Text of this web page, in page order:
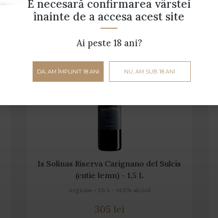
Is Solinas Riserva Carignano del Sulcis
(cutie lemn) - 1,5 L
Argiolas - 1.5 L - 14.5% alcool
305 lei
E necesară confirmarea vârstei
înainte de a accesa acest site
Ai peste 18 ani?
DA, AM ÎMPLINIT 18 ANI NU, AM SUB 18 ANI